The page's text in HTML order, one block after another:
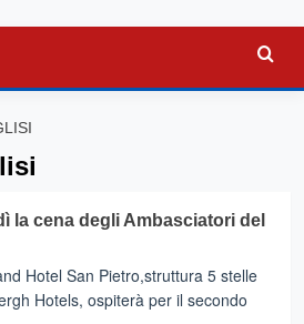
la cena degli Ambasciatori del
Hotel San Pietro,struttura 5 stelle
Hotels, ospiterà per il secondo